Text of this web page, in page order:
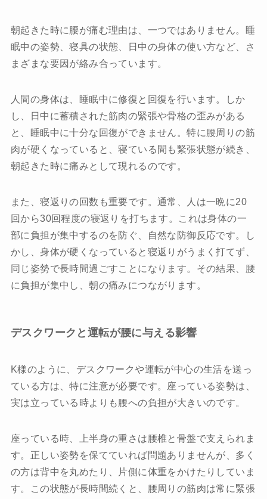
朝起きた時に腰が痛む理由は、一つではありません。睡
眠中の姿勢、寝具の状態、日中の身体の使い方など、さ
まざまな要因が絡み合っています。
人間の身体は、睡眠中に修復と回復を行います。しか
し、日中に蓄積された筋肉の緊張や骨格の歪みがある
と、睡眠中に十分な回復ができません。特に腰周りの筋
肉が硬くなっていると、寝ている間も緊張状態が続き、
朝起きた時に痛みとして現れるのです。
また、寝返りの回数も重要です。通常、人は一晩に20
回から30回程度の寝返りを打ちます。これは身体の一
部に負担が集中するのを防ぐ、自然な防御反応です。し
かし、身体が硬くなっていると寝返りがうまく打てず、
同じ姿勢で長時間過ごすことになります。その結果、腰
に負担が集中し、朝の痛みにつながります。
デスクワークと運転が腰に与える影響
K様のように、デスクワークや運転が中心の生活を送っ
ている方は、特に注意が必要です。座っている姿勢は、
実は立っている時よりも腰への負担が大きいのです。
座っている時、上半身の重さは腰椎と骨盤で支えられま
す。正しい姿勢を保てていれば問題ありませんが、多く
の方は背中を丸めたり、片側に体重をかけたりしていま
す。この状態が長時間続くと、腰周りの筋肉は常に緊張